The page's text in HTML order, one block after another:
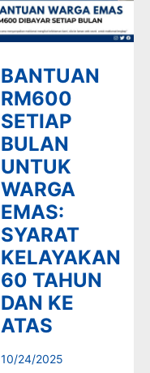
BANTUAN
RM600
SETIAP
BULAN
UNTUK
WARGA
EMAS:
SYARAT
KELAYAKAN
60 TAHUN
DAN KE
ATAS
10/24/2025